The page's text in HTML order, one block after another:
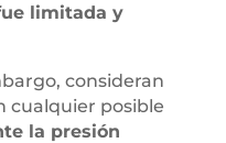
limitada y
consideran
cualquier posible
la presión